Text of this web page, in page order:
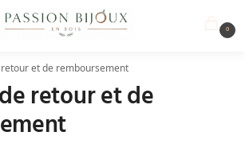
0
et de remboursement
retour et de